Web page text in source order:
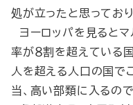
処が立ったと思っており
ヨーロッパを見るとマ
率が８割を超えている
人を超える人口の国で
当、高い部類に入るの